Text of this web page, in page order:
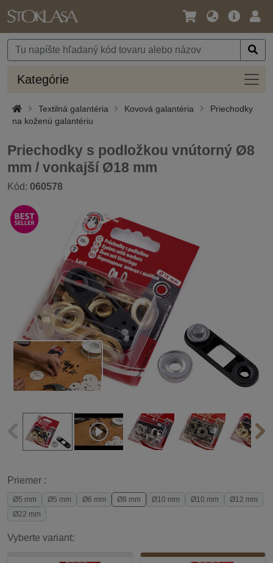
Jazyk
Mena
Hlavná
Kategórie
Textilná galantéria Kovová galantéria
Priechodky
na koženú galantériu
Priechodky s podložkou vnútorný Ø8
mm / vonkajší Ø18 mm
Kód: 060578
Priemer :
Ø5 mm Ø5 mm Ø6 mm Ø8 mm Ø10 mm Ø10 mm
Ø12 mm
Ø22 mm
Vyberte variant: